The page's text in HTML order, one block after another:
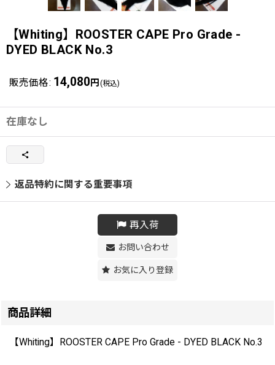
【Whiting】ROOSTER CAPE Pro Grade -
DYED BLACK No.3
販売価格: 14,080 円 (税込)
在庫なし
返品特約に関する重要事項
再入荷
お問い合わせ
お気に入り登録
商品詳細
【Whiting】ROOSTER CAPE Pro Grade - DYED BLACK No.3